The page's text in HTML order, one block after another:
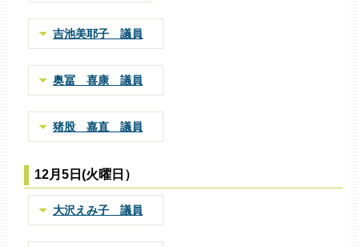
吉池美耶子 議員
奥冨 喜康 議員
猪股 嘉直 議員
12月5日(火曜日）
大沢えみ子 議員